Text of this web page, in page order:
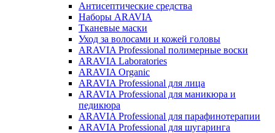
Антисептические средства
Наборы ARAVIA
Тканевые маски
Уход за волосами и кожей головы
ARAVIA Professional полимерные воски
ARAVIA Laboratories
ARAVIA Organic
ARAVIA Professional для лица
ARAVIA Professional для маникюра и
педикюра
ARAVIA Professional для парафинотерапии
ARAVIA Professional для шугаринга